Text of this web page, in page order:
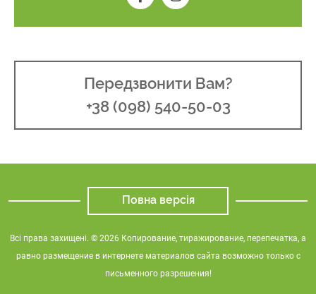
Передзвонити Вам?
+38 (098) 540-50-03
Повна версія
Всі права захищені. © 2026 Копирование, тиражирование, перепечатка, а
равно размещение в интернете материалов сайта возможно только с
письменного разрешения!